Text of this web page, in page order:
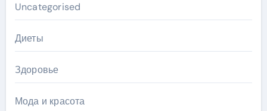
Uncategorised
Диеты
Здоровье
Мода и красота